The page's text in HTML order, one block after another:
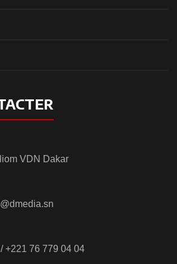
VDN Dakar
+221 76 779 04 04